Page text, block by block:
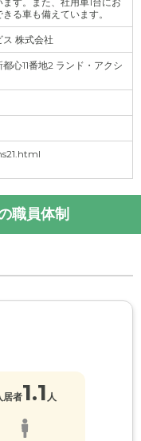
る車も備えています。
ス 株式会社
心11番地2 ランド・アクシ
職員体制
居者1.1 人